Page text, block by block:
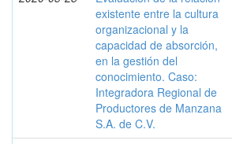
existente entre la cultura
organizacional y la
capacidad de absorción,
en la gestión del
conocimiento. Caso:
Integradora Regional de
Productores de Manzana
S.A. de C.V.